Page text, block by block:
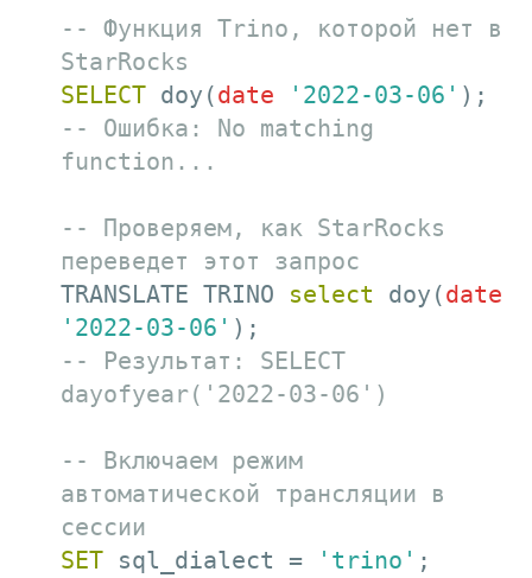
-- Функция Trino, которой нет в
StarRocks
SELECT doy(date '2022-03-06'
-- Ошибка: No matching
function...
-- Проверяем, как StarRocks
переведет этот запрос
TRANSLATE TRINO select doy(date
'2022-03-06'
-- Результат: SELECT
dayofyear('2022-03-06')
-- Включаем режим
автоматической трансляции в
сессии
SET sql_dialect = 'trino' ;